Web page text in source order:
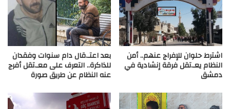
اشترط حلوان للإفراج عنهم.. أمن
النظام يعـ.تقل فرقة إنشادية في
دمشق
بعد اعتـ.قال دام سنوات وفقدان
للذاكرة.. التعرف على معـ.تقل أفرج
عنه النظام عن طريق صورة